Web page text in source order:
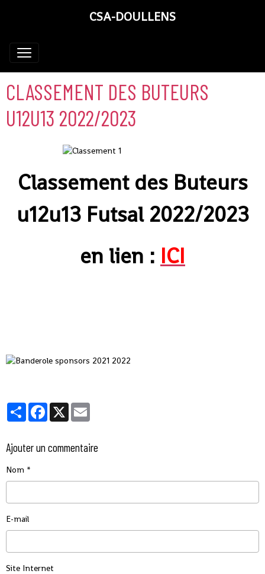
CSA-DOULLENS
CLASSEMENT DES BUTEURS
U12U13 2022/2023
Classement des Buteurs
u12u13 Futsal 2022/2023
en lien : ICI
PartagerFacebook
X
Ajouter un commentaire
Nom
E-mail
Site Internet